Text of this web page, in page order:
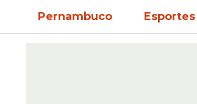
Pernambuco Esportes